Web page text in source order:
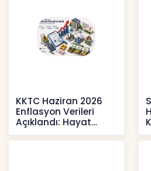
KKTC Haziran 2026
Enflasyon Verileri
Açıklandı: Hayat
Pahalılığı Yükselişini
Sür